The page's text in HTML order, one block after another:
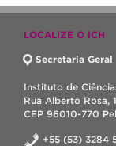
LOCALIZE O ICH
Secretaria Geral
Instituto de
Rua Alberto Rosa,
CEP 96010-770
+55 (53) 3284